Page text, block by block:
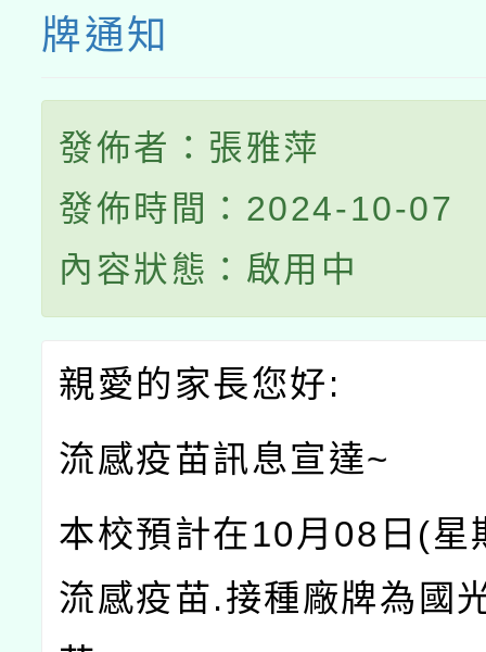
牌通知
發佈者：張雅萍
發佈時間：2024-10-07
內容狀態：啟用中
親愛的家長您好:
流感疫苗訊息宣達~
本校預計在10月08日(星
流感疫苗.接種廠牌為國